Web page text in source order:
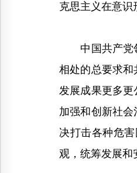
克思主义在意识
中国共产党领
相处的总要求
发展成果更多
加强和创新社
决打击各种危
观，统筹发展和